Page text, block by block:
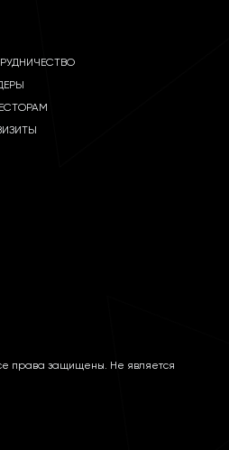
права защищены. Не является